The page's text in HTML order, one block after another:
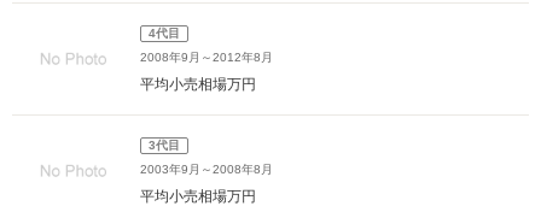
4代目
2008年9月～2012年8月
平均小売相場万円
3代目
2003年9月～2008年8月
平均小売相場万円